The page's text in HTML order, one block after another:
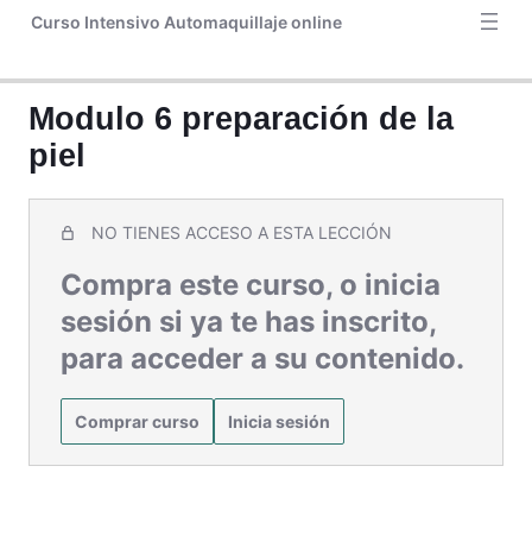
Curso Intensivo Automaquillaje online
Aplicación de pestañas postizas por grupitos. Aclaraciones y
dudas
Dossier
Facechart
Bono 1. Guía de colorimetría
Bono 2. Guía completa cejas perfectas
Bono 3. Maquillaje de fiesta
Modulo 6 preparación de la
piel
NO TIENES ACCESO A ESTA LECCIÓN
Compra este curso, o inicia
sesión si ya te has inscrito,
para acceder a su contenido.
Comprar curso Inicia sesión